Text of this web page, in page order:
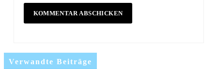
Verwandte Beiträge